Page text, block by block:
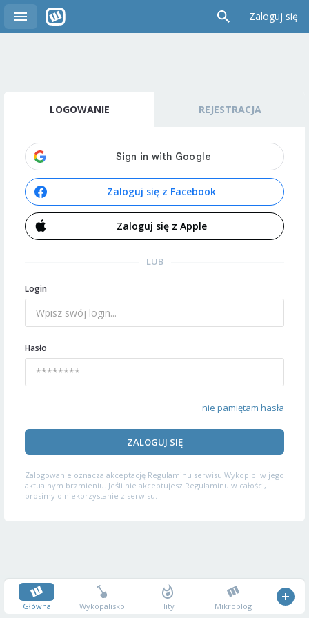
Zaloguj się
LOGOWANIE REJESTRACJA
Zaloguj się z Facebook
Zaloguj się z Apple
LUB
Login
Hasło
nie pamiętam hasła
ZALOGUJ SIĘ
Zalogowanie oznacza akceptację Regulaminu serwisu Wykop.pl w jego
aktualnym brzmieniu. Jeśli nie akceptujesz Regulaminu w całości,
prosimy o niekorzystanie z serwisu.
Główna Wykopalisko Hity Mikroblog